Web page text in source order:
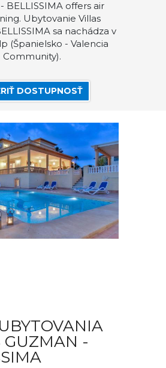
BELLISSIMA offers air
Ubytovanie Villas
sa nachádza v
(Španielsko - Valencia
Community).
DOSTUPNOSŤ
GUZMAN -